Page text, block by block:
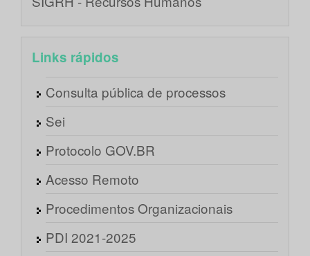
Links rápidos
Consulta pública de processos
Sei
Protocolo GOV.BR
Acesso Remoto
Procedimentos Organizacionais
PDI 2021-2025